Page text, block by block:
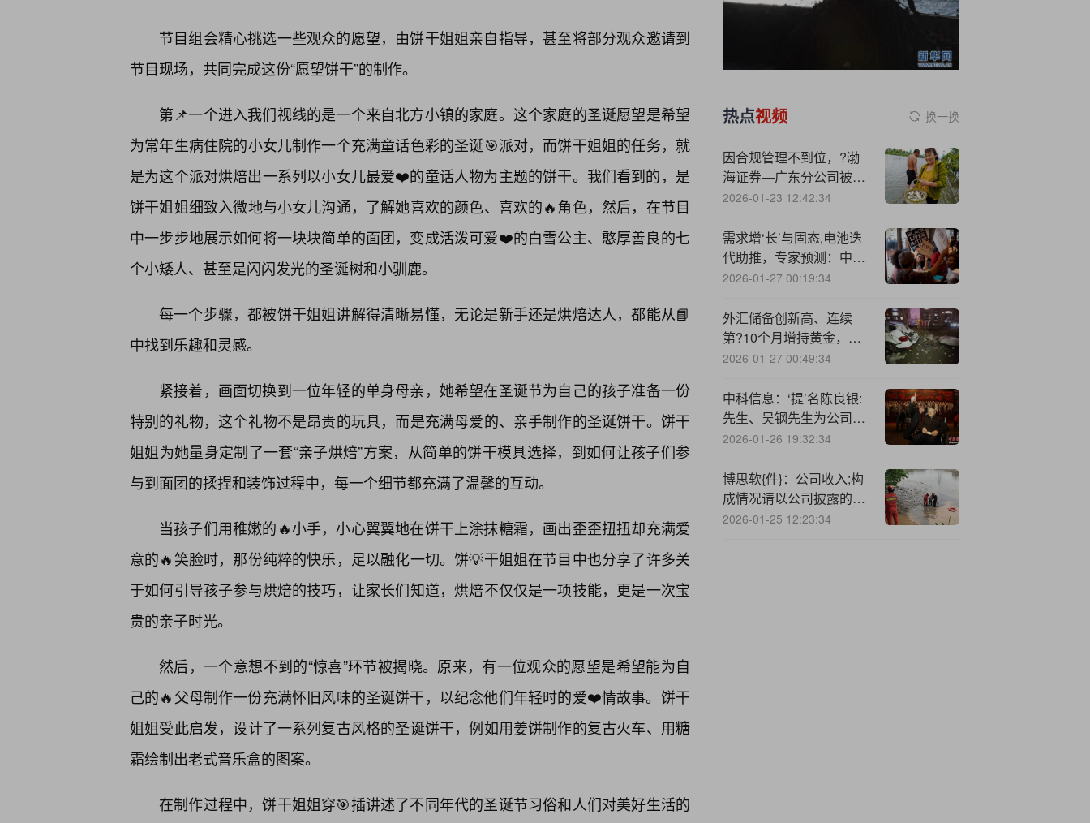
节目组会精心挑选一些观众的愿望，由饼干姐姐亲自指导，甚至将部分观众邀请到
节目现场，共同完成这份“愿望饼干”的制作。
第📌一个进入我们视线的是一个来自北方小镇的家庭。这个家庭的圣诞愿望是希望
为常年生病住院的小女儿制作一个充满童话色彩的圣诞🎯派对，而饼干姐姐的任务，就
是为这个派对烘焙出一系列以小女儿最爱❤️的童话人物为主题的饼干。我们看到的，是
饼干姐姐细致入微地与小女儿沟通，了解她喜欢的颜色、喜欢的🔥角色，然后，在节目
中一步步地展示如何将一块块简单的面团，变成活泼可爱❤️的白雪公主、憨厚善良的七
个小矮人、甚至是闪闪发光的圣诞树和小驯鹿。
每一个步骤，都被饼干姐姐讲解得清晰易懂，无论是新手还是烘焙达人，都能从📘
中找到乐趣和灵感。
紧接着，画面切换到一位年轻的单身母亲，她希望在圣诞节为自己的孩子准备一份
特别的礼物，这个礼物不是昂贵的玩具，而是充满母爱的、亲手制作的圣诞饼干。饼干
姐姐为她量身定制了一套“亲子烘焙”方案，从简单的饼干模具选择，到如何让孩子们参
与到面团的揉捏和装饰过程中，每一个细节都充满了温馨的互动。
当孩子们用稚嫩的🔥小手，小心翼翼地在饼干上涂抹糖霜，画出歪歪扭扭却充满爱
意的🔥笑脸时，那份纯粹的快乐，足以融化一切。饼💡干姐姐在节目中也分享了许多关
于如何引导孩子参与烘焙的技巧，让家长们知道，烘焙不仅仅是一项技能，更是一次宝
贵的亲子时光。
然后，一个意想不到的“惊喜”环节被揭晓。原来，有一位观众的愿望是希望能为自
己的🔥父母制作一份充满怀旧风味的圣诞饼干，以纪念他们年轻时的爱❤️情故事。饼干
姐姐受此启发，设计了一系列复古风格的圣诞饼干，例如用姜饼制作的复古火车、用糖
霜绘制出老式音乐盒的图案。
在制作过程中，饼干姐姐穿🎯插讲述了不同年代的圣诞节习俗和人们对美好生活的
热点视频 换一换
因合规管理不到位，?渤
海证券—广东分公司被监
管责令改正
2026-01-23 12:42:34
需求增‘长’与固态,电池迭
代助推，专家预测：中国
锂电池出货量未来十年或
2026-01-27 00:19:34
外汇储备创新高、连续
第?10个月增持黄金，央
行释放重磅信号→
2026-01-27 00:49:34
中科信息：‘提’名陈良银:
先生、吴钢先生为公司第
四届董事会独立董事候选
2026-01-26 19:32:34
博思软{件}：公司收入;构
成情况请以公司披露的半
年度报告、年度报告为准
2026-01-25 12:23:34